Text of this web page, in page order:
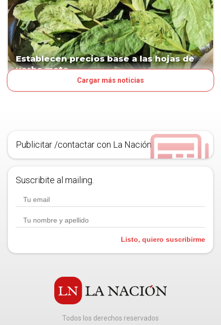
Establecen precios base a las hojas de
yerba mate
Cargar más noticias
Publicitar /contactar con La Nación
Suscribite al mailing.
Listo, quiero suscribirme
Todos los derechos reservados